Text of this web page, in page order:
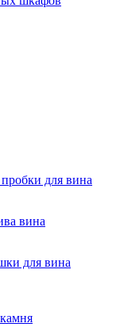
для вина
вина
для вина